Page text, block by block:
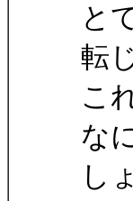
と
転
こ
な
し